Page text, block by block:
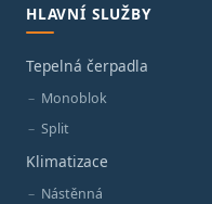
HLAVNÍ SLUŽBY
Tepelná čerpadla
Monoblok
Split
Klimatizace
Nástěnná